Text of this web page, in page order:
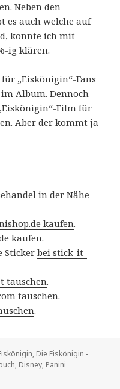
Neben den
es auch welche auf
konnte ich mit
ig klären.
„Eiskönigin“-Fans
Album. Dennoch
Film für
Aber der kommt ja
in der Nähe
kaufen.
kaufen.
Stickerbei stick-it-
tauschen.
tauschen.
.
, Die Eiskönigin -
, Disney, Panini
„Die Eiskönigin – Völlig